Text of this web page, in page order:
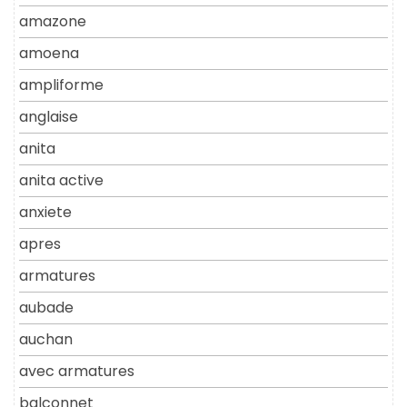
amazone
amoena
ampliforme
anglaise
anita
anita active
anxiete
apres
armatures
aubade
auchan
avec armatures
balconnet